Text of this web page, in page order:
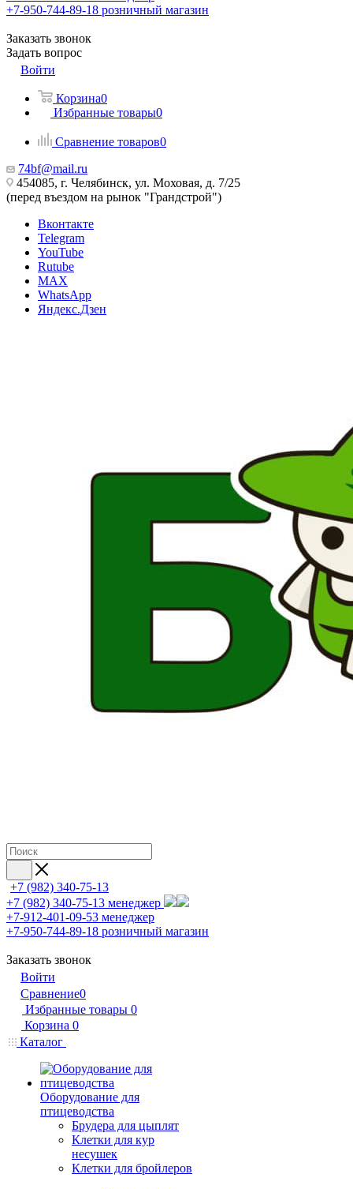
+7-950-744-89-18 розничный магазин
Заказать звонок
Задать вопрос
Войти
Корзина0
Избранные товары0
Сравнение товаров0
74bf@mail.ru
454085, г. Челябинск, ул. Моховая, д. 7/25
(перед въездом на рынок "Грандстрой")
Вконтакте
Telegram
YouTube
Rutube
MAX
WhatsApp
Яндекс.Дзен
+7 (982) 340-75-13
+7 (982) 340-75-13 менеджер
+7-912-401-09-53 менеджер
+7-950-744-89-18 розничный магазин
Заказать звонок
Войти
Сравнение0
Избранные товары 0
Корзина 0
Каталог
Оборудование для
птицеводства
Брудера для цыплят
Клетки для кур
несушек
Клетки для бройлеров